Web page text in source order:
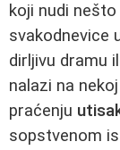
koji nudi
svakodnevice
dirljivu dramu
nalazi na
praćenju
sopstvenom